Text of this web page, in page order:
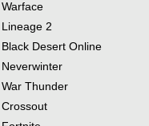
Warface
Lineage 2
Black Desert Online
Neverwinter
War Thunder
Crossout